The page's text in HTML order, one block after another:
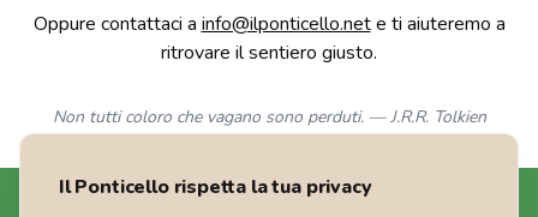
Oppure contattaci a info@ilponticello.net e ti aiuteremo a
ritrovare il sentiero giusto.
Non tutti coloro che vagano sono perduti. — J.R.R. Tolkien
Il Ponticello rispetta la tua privacy